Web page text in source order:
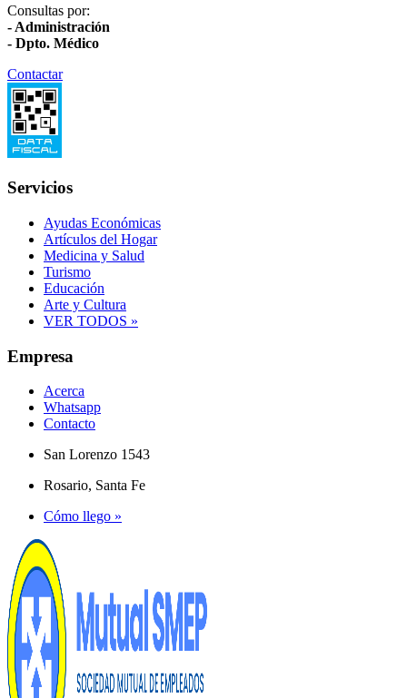
Consultas por:
- Administración
- Dpto. Médico
Contactar
Servicios
Ayudas Económicas
Artículos del Hogar
Medicina y Salud
Turismo
Educación
Arte y Cultura
VER TODOS »
Empresa
Acerca
Whatsapp
Contacto
San Lorenzo 1543
Rosario, Santa Fe
Cómo llego »